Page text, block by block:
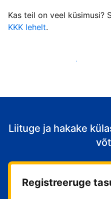
Kas teil on veel küsimusi?
KKK lehelt.
Alusta külastajate
Liituge ja hakake
Registreeruge